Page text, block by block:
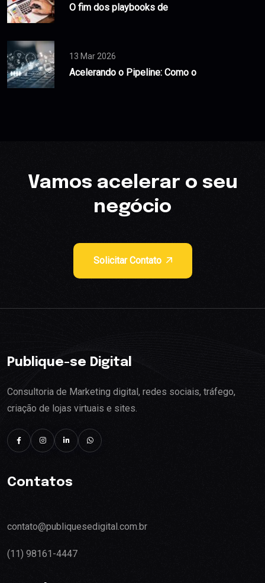
O fim dos playbooks de
13 Mar 2026
Acelerando o Pipeline: Como o
Vamos acelerar o seu
negócio
Solicitar Contato
Publique-se Digital
Consultoria de Marketing digital, redes sociais, tráfego,
criação de lojas virtuais e sites.
Contatos
contato@publiquesedigital.com.br
(11) 98161-4447